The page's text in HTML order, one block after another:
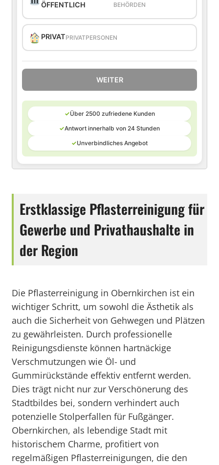
ÖFFENTLICH
BEHÖRDEN
PRIVATPRIVATPERSONEN
WEITER
✓Über 2500 zufriedene Kunden
✓Antwort innerhalb von 24 Stunden
✓Unverbindliches Angebot
Erstklassige Pflasterreinigung für
Gewerbe und Privathaushalte in
der Region
Die Pflasterreinigung in Obernkirchen ist ein
wichtiger Schritt, um sowohl die Ästhetik als
auch die Sicherheit von Gehwegen und Plätzen
zu gewährleisten. Durch professionelle
Reinigungsdienste können hartnäckige
Verschmutzungen wie Öl- und
Gummirückstände effektiv entfernt werden.
Dies trägt nicht nur zur Verschönerung des
Stadtbildes bei, sondern verhindert auch
potenzielle Stolperfallen für Fußgänger.
Obernkirchen, als lebendige Stadt mit
historischem Charme, profitiert von
regelmäßigen Pflasterreinigungen, die den